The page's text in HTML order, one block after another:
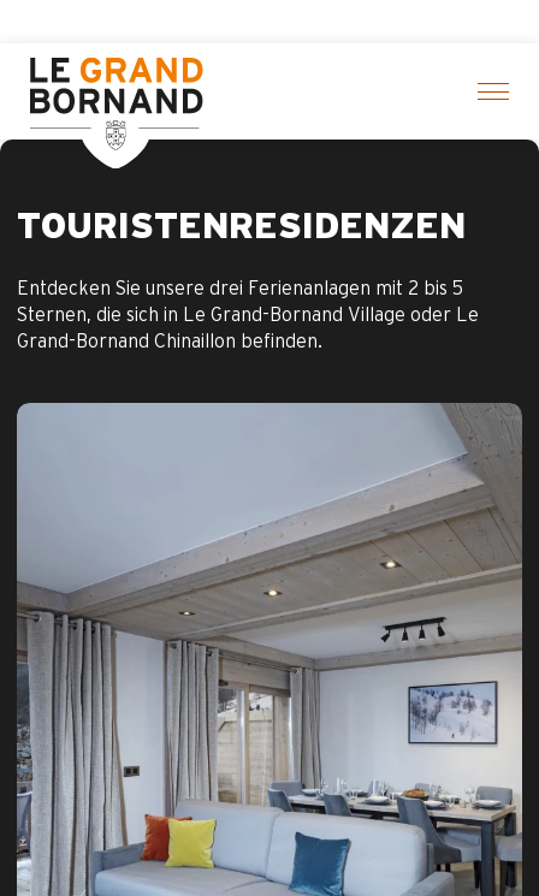
contenu
principal
TOURISTENRESIDENZEN
Entdecken Sie unsere drei Ferienanlagen mit 2 bis 5
Sternen, die sich in Le Grand-Bornand Village oder Le
Grand-Bornand Chinaillon befinden.